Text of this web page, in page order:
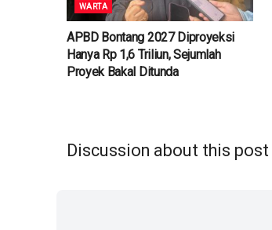
WARTA
APBD Bontang 2027 Diproyeksi
Hanya Rp 1,6 Triliun, Sejumlah
Proyek Bakal Ditunda
Discussion about this post